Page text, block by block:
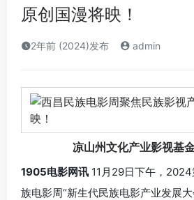
原创国漫将映！
2年前 (2024)发布 admin
凉山州文化产业影视基
1905电影网讯 11月29日下午，
族电影周“新生代民族电影产业发展